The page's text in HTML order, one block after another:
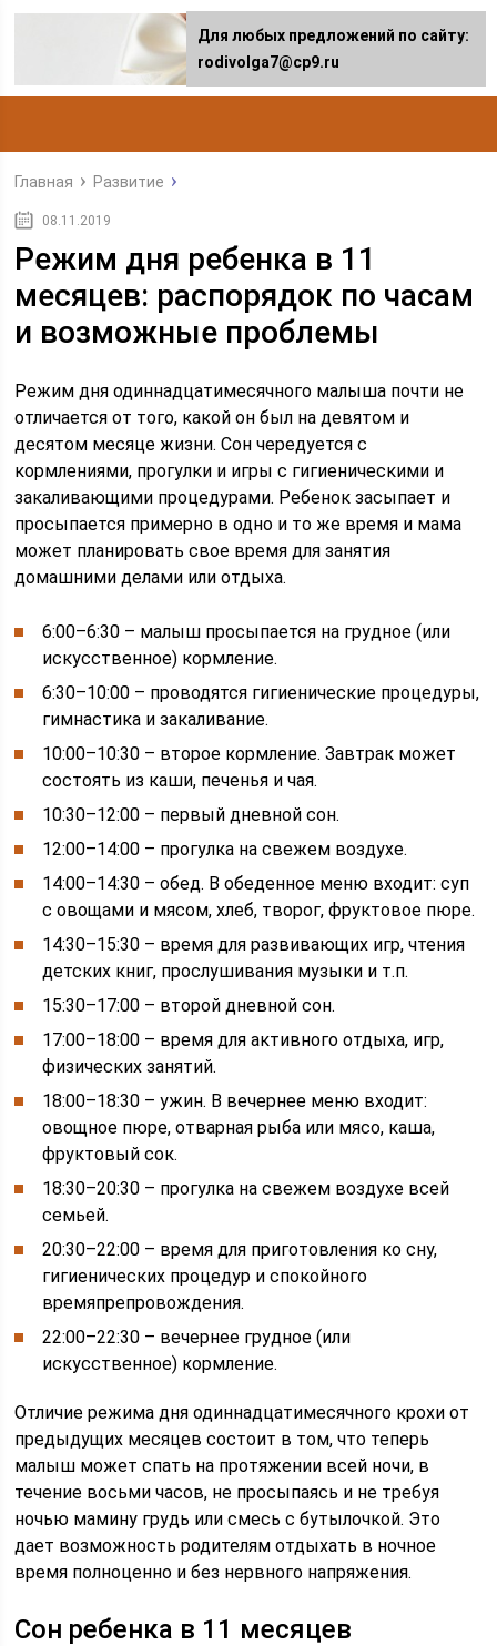
Главная Развитие
08.11.2019
Режим дня ребенка в 11
месяцев: распорядок по часам
и возможные проблемы
Режим дня одиннадцатимесячного малыша почти не
отличается от того, какой он был на девятом и
десятом месяце жизни. Сон чередуется с
кормлениями, прогулки и игры с гигиеническими и
закаливающими процедурами. Ребенок засыпает и
просыпается примерно в одно и то же время и мама
может планировать свое время для занятия
домашними делами или отдыха.
6:00–6:30 – малыш просыпается на грудное (или
искусственное) кормление.
6:30–10:00 – проводятся гигиенические процедуры,
гимнастика и закаливание.
10:00–10:30 – второе кормление. Завтрак может
состоять из каши, печенья и чая.
10:30–12:00 – первый дневной сон.
12:00–14:00 – прогулка на свежем воздухе.
14:00–14:30 – обед. В обеденное меню входит: суп
с овощами и мясом, хлеб, творог, фруктовое пюре.
14:30–15:30 – время для развивающих игр, чтения
детских книг, прослушивания музыки и т.п.
15:30–17:00 – второй дневной сон.
17:00–18:00 – время для активного отдыха, игр,
физических занятий.
18:00–18:30 – ужин. В вечернее меню входит:
овощное пюре, отварная рыба или мясо, каша,
фруктовый сок.
18:30–20:30 – прогулка на свежем воздухе всей
семьей.
20:30–22:00 – время для приготовления ко сну,
гигиенических процедур и спокойного
времяпрепровождения.
22:00–22:30 – вечернее грудное (или
искусственное) кормление.
Отличие режима дня одиннадцатимесячного крохи от
предыдущих месяцев состоит в том, что теперь
малыш может спать на протяжении всей ночи, в
течение восьми часов, не просыпаясь и не требуя
ночью мамину грудь или смесь с бутылочкой. Это
дает возможность родителям отдыхать в ночное
время полноценно и без нервного напряжения.
Сон ребенка в 11 месяцев
Для любых предложений по сайту:
rodivolga7@cp9.ru